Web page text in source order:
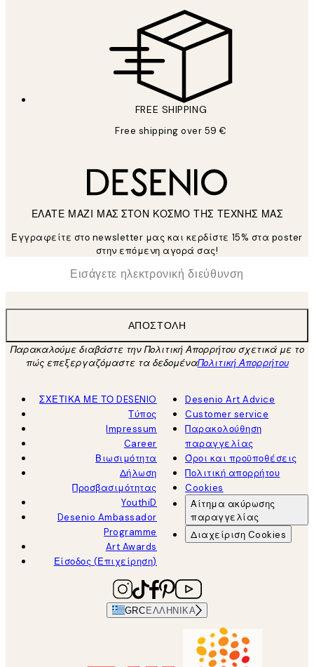
FREE SHIPPING
Free shipping over 59 €
ΕΛΑΤΕ ΜΑΖΙ ΜΑΣ ΣΤΟΝ ΚΟΣΜΟ ΤΗΣ ΤΕΧΝΗΣ ΜΑΣ
Εγγραφείτε στο newsletter μας και κερδίστε 15% στα poster
στην επόμενη αγορά σας!
Ηλεκτρονική Διεύθυνση
ΑΠΟΣΤΟΛΉ
Παρακαλούμε διαβάστε την Πολιτική Απορρήτου σχετικά με το
πώς επεξεργαζόμαστε τα δεδομέναΠολιτική Απορρήτου
ΣΧΕΤΙΚΑ ΜΕ ΤΟ DESENIO
Τύπος
Impressum
Career
Βιωσιμότητα
Δήλωση
Προσβασιμότητας
YouthiD
Desenio Ambassador
Programme
Art Awards
Είσοδος (Επιχείρηση)
Desenio Art Advice
Customer service
Παρακολούθηση
παραγγελίας
Όροι και προϋποθέσεις
Πολιτική απορρήτου
Cookies
Αίτημα ακύρωσης
παραγγελίας
Διαχείριση Cookies
GRCΕΛΛΗΝΙΚΆ